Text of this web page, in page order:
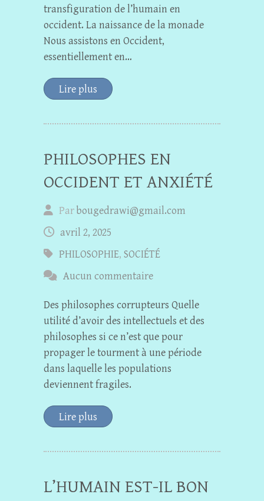
transfiguration de l’humain en
occident. La naissance de la monade
Nous assistons en Occident,
essentiellement en…
Lire plus
PHILOSOPHES EN
OCCIDENT ET ANXIÉTÉ
Parbougedrawi@gmail.com
avril 2, 2025
PHILOSOPHIE, SOCIÉTÉ
Aucun commentaire
Des philosophes corrupteurs Quelle
utilité d’avoir des intellectuels et des
philosophes si ce n’est que pour
propager le tourment à une période
dans laquelle les populations
deviennent fragiles.
Lire plus
L’HUMAIN EST-IL BON